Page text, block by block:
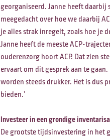
georganiseerd. Janne heeft
meegedacht over hoe we daarbij
je alles strak inregelt, zoals hoe je
Janne heeft de meeste ACP-
ouderenzorg hoort ACP. Dat zien
ervaart om dit gesprek aan te
worden steeds drukker. Het is dus
bieden.’
Investeer in een grondige
De grootste tijdsinvestering in het